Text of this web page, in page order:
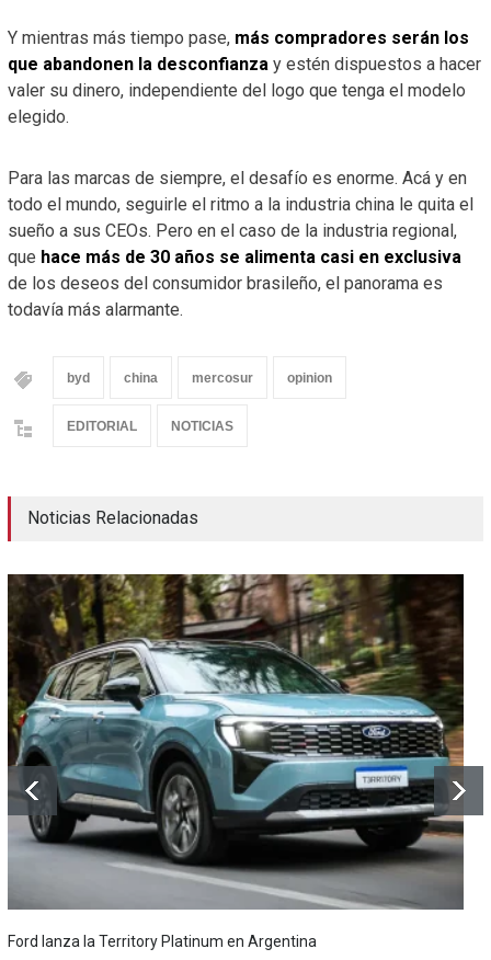
Y mientras más tiempo pase, más compradores serán los
que abandonen la desconfianzay estén dispuestos a hacer
valer su dinero, independiente del logo que tenga el modelo
elegido.
Para las marcas de siempre, el desafío es enorme. Acá y en
todo el mundo, seguirle el ritmo a la industria china le quita el
sueño a sus CEOs. Pero en el caso de la industria regional,
que hace más de 30 años se alimenta casi en exclusiva
de los deseos del consumidor brasileño, el panorama es
todavía más alarmante.
byd china mercosur opinion
EDITORIAL NOTICIAS
Noticias Relacionadas
Ford lanza la Territory Platinum en Argentina